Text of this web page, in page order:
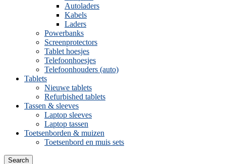
Autoladers
Kabels
Laders
Powerbanks
Screenprotectors
Tablet hoesjes
Telefoonhoesjes
Telefoonhouders (auto)
Tablets
Nieuwe tablets
Refurbished tablets
Tassen & sleeves
Laptop sleeves
Laptop tassen
Toetsenborden & muizen
Toetsenbord en muis sets
Search